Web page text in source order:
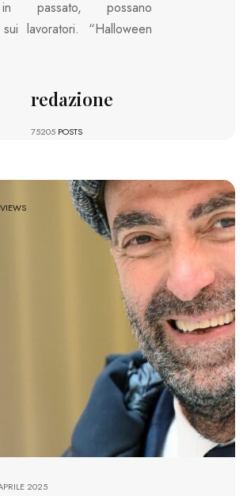
passato, possano
lavoratori. “Halloween
redazione
75205 POSTS
2025